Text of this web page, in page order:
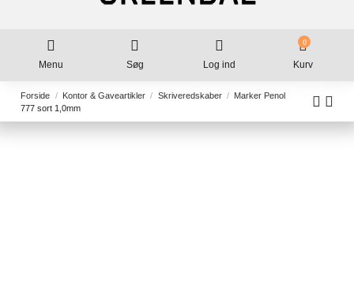
Menu Søg Log ind
0
Kurv
Forside Kontor & Gaveartikler Skriveredskaber
Marker Penol
777 sort 1,0mm